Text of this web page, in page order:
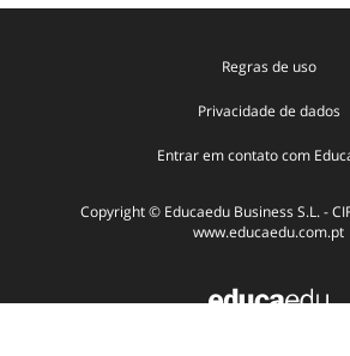
Regras de uso
Privacidade de dados
Entrar em contato com
Copyright © Educaedu Business S.L. -
www.educaedu.com.pt